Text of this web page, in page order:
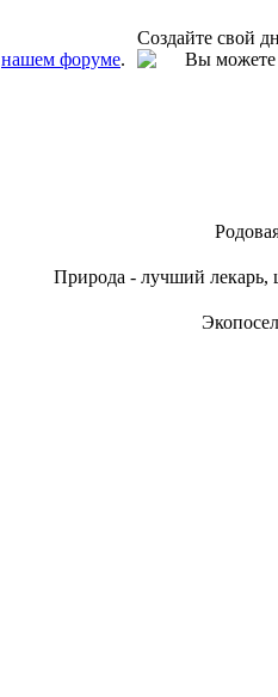
нашем форуме.
Создайте свой
Вы можете
Природа - лучший лекарь,